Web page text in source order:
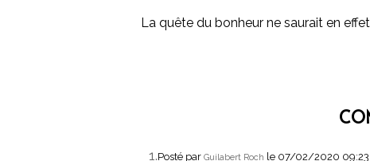
La quête du bonheur ne saurait en effet
1.Posté par Guilabert Roch le 07/02/2020 09:23